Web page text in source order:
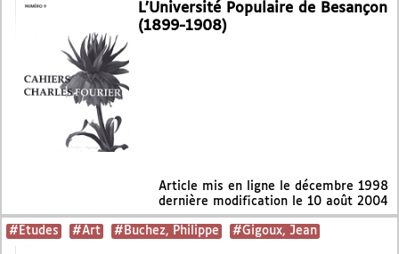
L’Université Populaire de Besançon
(1899-1908)
Article mis en ligne le décembre 1998
dernière modification le 10 août 2004
#Etudes #Art #Buchez, Philippe #Gigoux, Jean